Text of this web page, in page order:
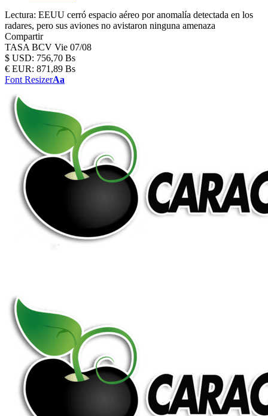
Lectura: EEUU cerró espacio aéreo por anomalía detectada en los
radares, pero sus aviones no avistaron ninguna amenaza
Compartir
TASA BCV Vie 07/08
$ USD: 756,70 Bs
€ EUR: 871,89 Bs
Font ResizerAa